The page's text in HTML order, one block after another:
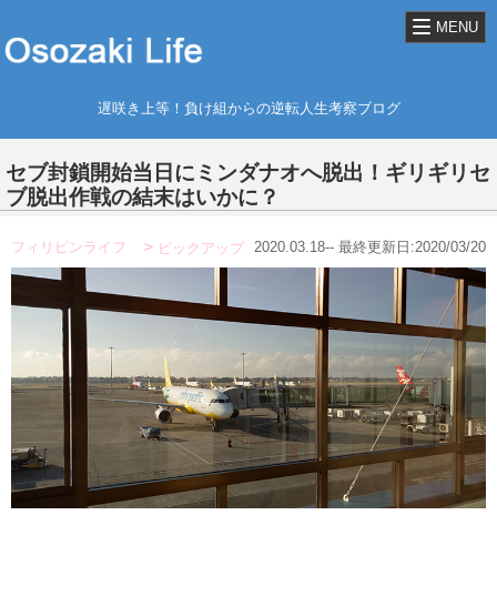
MENU
遅咲き上等！負け組からの逆転人生考察ブログ
セブ封鎖開始当日にミンダナオへ脱出！ギリギリセ
ブ脱出作戦の結末はいかに？
フィリピンライフ ピックアップ 2020.03.18-- 最終更新日:2020/03/20